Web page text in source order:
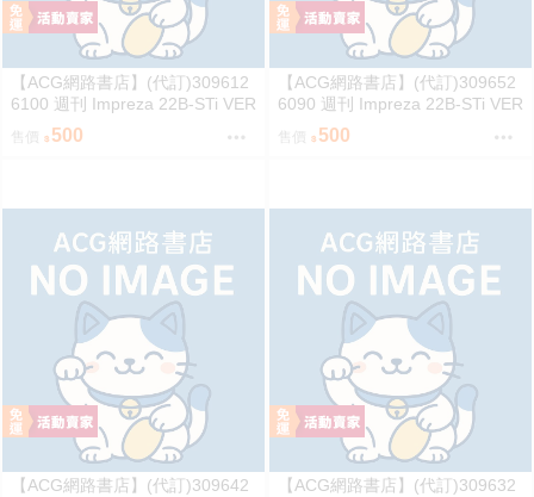
【ACG網路書店】(代訂)309612
6100 週刊 Impreza 22B-STi VER
SION をつくる (8)
500
【ACG網路書店】(代訂)309652
6090 週刊 Impreza 22B-STi VER
SION をつくる (7)
500
【ACG網路書店】(代訂)309642 【ACG網路書店】(代訂)309632